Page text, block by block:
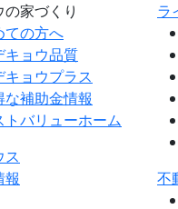
家づくり
ての方へ
キョウ品質
キョウプラス
な補助金情報
トバリューホーム
ス
報
ラ
不